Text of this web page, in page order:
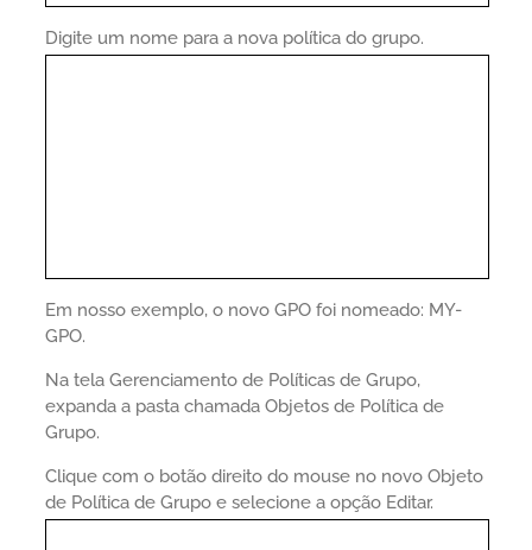
Digite um nome para a nova política do grupo.
Em nosso exemplo, o novo GPO foi nomeado: MY-
GPO.
Na tela Gerenciamento de Políticas de Grupo,
expanda a pasta chamada Objetos de Política de
Grupo.
Clique com o botão direito do mouse no novo Objeto
de Política de Grupo e selecione a opção Editar.